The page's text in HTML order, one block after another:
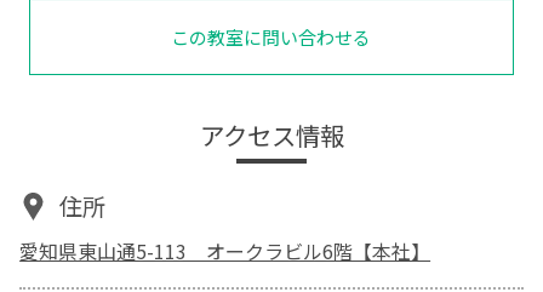
この教室に問い合わせる
アクセス情報
住所
愛知県東山通5-113 オークラビル6階【本社】